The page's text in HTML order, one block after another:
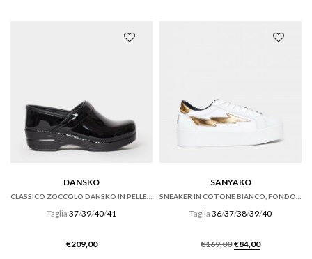
DANSKO
CLASSICO ZOCCOLO DANSKO IN PELLE VERNICE NERA
Taglia 37/39/40/41
€209,00
SANYAKO
SNEAKER IN COTONE BIANCO, FONDO CASSETTA
Taglia 36/37/38/39/40
€169,00 Il
€84,00Il